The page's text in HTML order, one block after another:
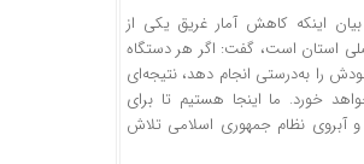
اینکه کاهش آمار غریق یکی از
استان است، گفت: اگر هر دستگاه
را به‌درستی انجام دهد، نتیجه‌ای
خورد. ما اینجا هستیم تا برای
آبروی نظام جمهوری اسلامی تلاش